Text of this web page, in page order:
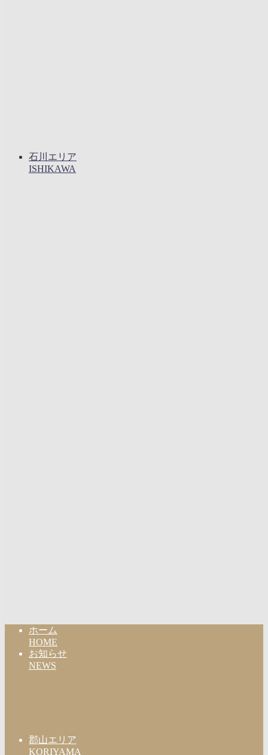
石川エリア
ISHIKAWA
ホーム
HOME
お知らせ
NEWS
郡山エリア
KORIYAMA